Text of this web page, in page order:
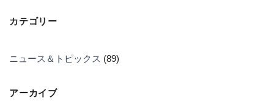
カテゴリー
ニュース＆トピックス (89)
アーカイブ